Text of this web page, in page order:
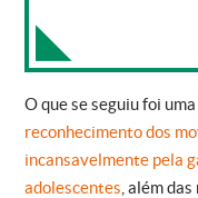
O que se seguiu foi uma
reconhecimento dos
incansavelmente pela
adolescentes , além